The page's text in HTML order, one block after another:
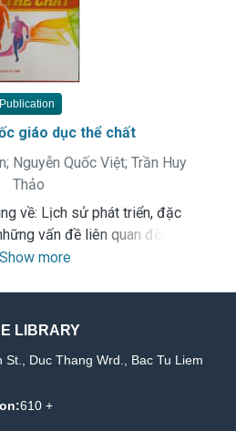
Publication
giáo dục thể chất
; Nguyễn Quốc Việt; Trần Huy
Thảo
về: Lịch sử phát triển, đặc
vấn đề liên quan đến kỹ-
công tác tổ chức thi đấu...các
Show more
LIBRARY
St., Duc Thang Wrd., Bac Tu Liem
610 +